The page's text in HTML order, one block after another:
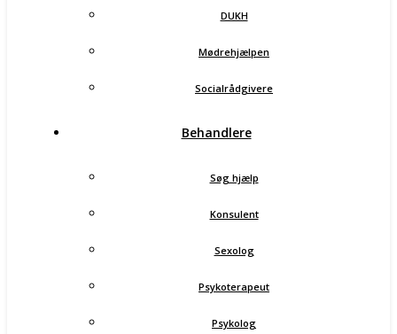
DUKH
Mødrehjælpen
Socialrådgivere
Behandlere
Søg hjælp
Konsulent
Sexolog
Psykoterapeut
Psykolog